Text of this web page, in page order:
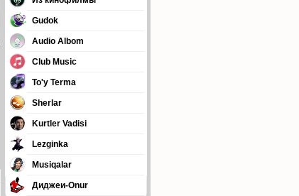
Gudok
Audio Albom
Club Music
To'y Terma
Sherlar
Kurtler Vadisi
Lezginka
Musiqalar
Диджеи-Onur